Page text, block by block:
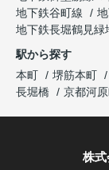
地下鉄谷町線
地下鉄長堀鶴見緑
駅から探す
本町
堺筋本町
長堀橋
京都河
株